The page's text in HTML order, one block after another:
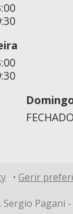
FECHADO
• Gerir
Sergio Pagani